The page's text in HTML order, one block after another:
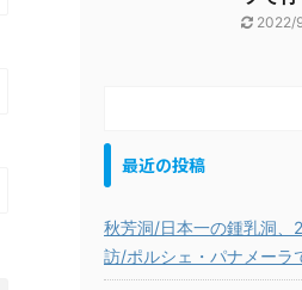
2022/
最近の投稿
秋芳洞/日本一の鍾乳洞、
訪/ポルシェ・パナメーラ